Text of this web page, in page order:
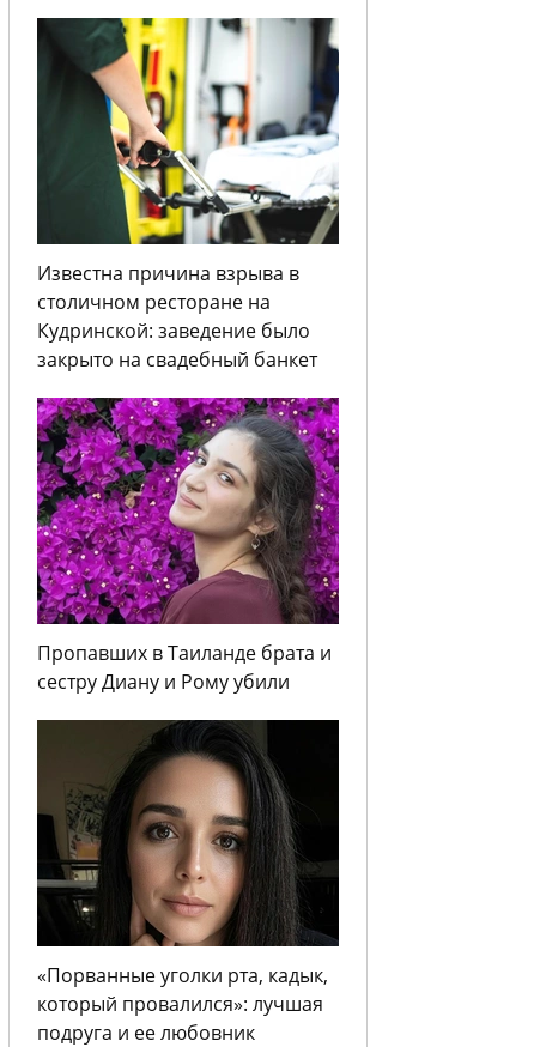
Известна причина взрыва в
столичном ресторане на
Кудринской: заведение было
закрыто на свадебный банкет
Пропавших в Таиланде брата и
сестру Диану и Рому убили
«Порванные уголки рта, кадык,
который провалился»: лучшая
подруга и ее любовник